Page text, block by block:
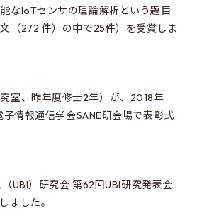
なIoTセンサの理論解析という題目
（272 件）の中で25件）を受賞しま
室、昨年度修士2年）が、2018年
情報通信学会SANE研会場で表彰式
UBI）研究会 第62回UBI研究発表会
ました。